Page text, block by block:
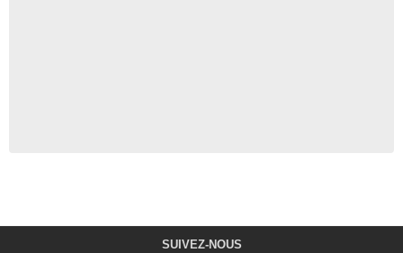
SUIVEZ-NOUS